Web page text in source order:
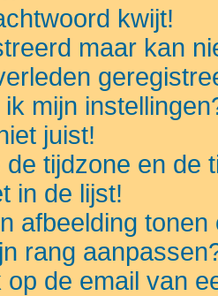
kwijt!
maar kan
mijn
juist!
tijdzone en de
in de lijst!
afbeelding
rang
op de email van